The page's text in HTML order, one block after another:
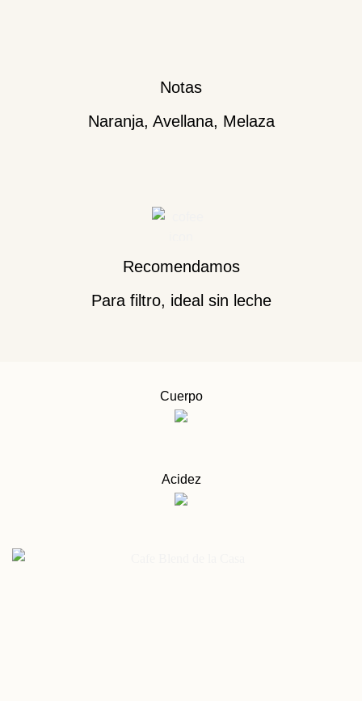
Notas
Naranja, Avellana, Melaza
Recomendamos
Para filtro, ideal sin leche
Cuerpo
Acidez